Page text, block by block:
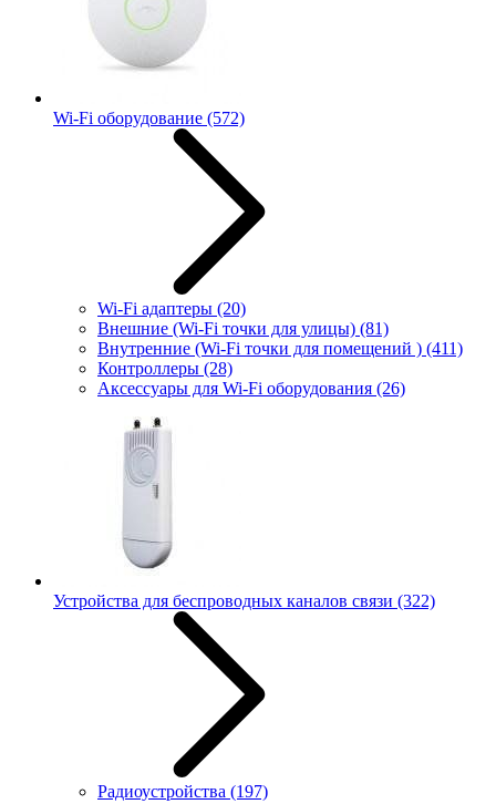
Wi-Fi оборудование (572)
Wi-Fi адаптеры (20)
Внешние (Wi-Fi точки для улицы) (81)
Внутренние (Wi-Fi точки для помещений ) (411)
Контроллеры (28)
Аксессуары для Wi-Fi оборудования (26)
Устройства для беспроводных каналов связи (322)
Радиоустройства (197)